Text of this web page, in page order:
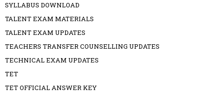
SYLLABUS DOWNLOAD
TALENT EXAM MATERIALS
TALENT EXAM UPDATES
TEACHERS TRANSFER COUNSELLING UPDATES
TECHNICAL EXAM UPDATES
TET
TET OFFICIAL ANSWER KEY